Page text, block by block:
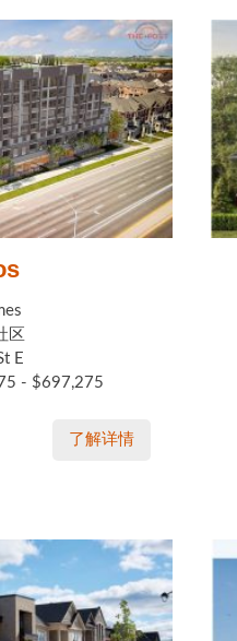
区
E
- $697,275
了解详情